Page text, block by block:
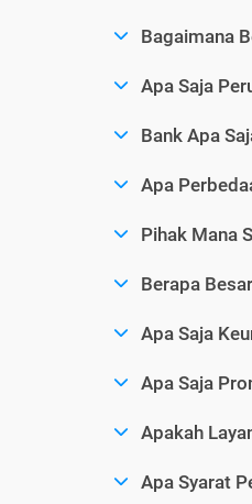
Bagaimana
Apa Saja
Bank Apa
Apa
Pihak Mana
Berapa
Apa Saja
Apa Saja
Apakah
Apa Syarat